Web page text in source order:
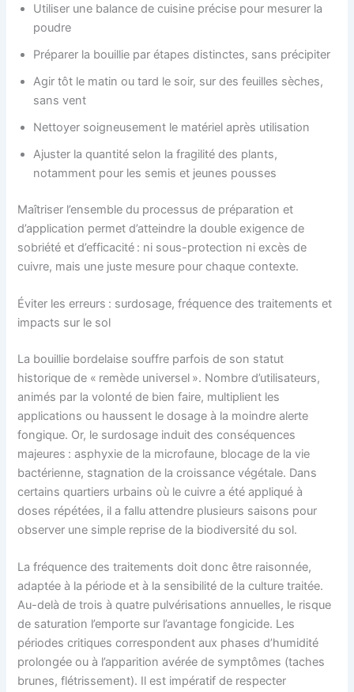
Utiliser une balance de cuisine précise pour mesurer la
poudre
Préparer la bouillie par étapes distinctes, sans précipiter
Agir tôt le matin ou tard le soir, sur des feuilles sèches,
sans vent
Nettoyer soigneusement le matériel après utilisation
Ajuster la quantité selon la fragilité des plants,
notamment pour les semis et jeunes pousses
Maîtriser l’ensemble du processus de préparation et
d’application permet d’atteindre la double exigence de
sobriété et d’efficacité : ni sous-protection ni excès de
cuivre, mais une juste mesure pour chaque contexte.
Éviter les erreurs : surdosage, fréquence des traitements et
impacts sur le sol
La bouillie bordelaise souffre parfois de son statut
historique de « remède universel ». Nombre d’utilisateurs,
animés par la volonté de bien faire, multiplient les
applications ou haussent le dosage à la moindre alerte
fongique. Or, le surdosage induit des conséquences
majeures : asphyxie de la microfaune, blocage de la vie
bactérienne, stagnation de la croissance végétale. Dans
certains quartiers urbains où le cuivre a été appliqué à
doses répétées, il a fallu attendre plusieurs saisons pour
observer une simple reprise de la biodiversité du sol.
La fréquence des traitements doit donc être raisonnée,
adaptée à la période et à la sensibilité de la culture traitée.
Au-delà de trois à quatre pulvérisations annuelles, le risque
de saturation l’emporte sur l’avantage fongicide. Les
périodes critiques correspondent aux phases d’humidité
prolongée ou à l’apparition avérée de symptômes (taches
brunes, flétrissement). Il est impératif de respecter